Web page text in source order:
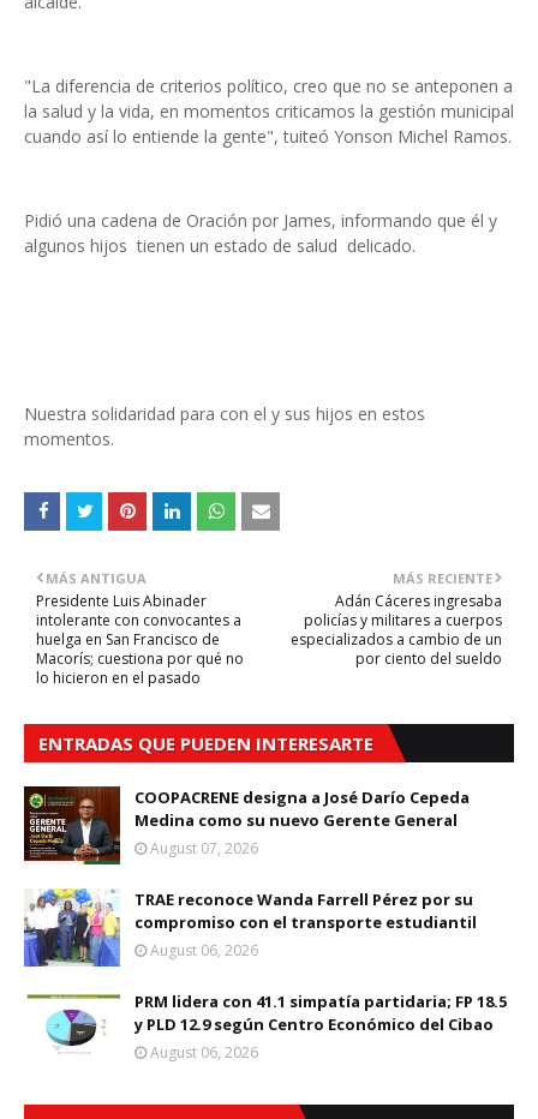
"La diferencia de criterios político, creo que no se anteponen a
la salud y la vida, en momentos criticamos la gestión municipal
cuando así lo entiende la gente", tuiteó Yonson Michel Ramos.
Pidió una cadena de Oración por James, informando que él y
algunos hijos tienen un estado de salud delicado.
Nuestra solidaridad para con el y sus hijos en estos
momentos.
MÁS RECIENTE
Adán Cáceres ingresaba
policías y militares a cuerpos
especializados a cambio de un
por ciento del sueldo
MÁS ANTIGUA
Presidente Luis Abinader
intolerante con convocantes a
huelga en San Francisco de
Macorís; cuestiona por qué no
lo hicieron en el pasado
ENTRADAS QUE PUEDEN INTERESARTE
COOPACRENE designa a José Darío Cepeda
Medina como su nuevo Gerente General
August 07, 2026
TRAE reconoce Wanda Farrell Pérez por su
compromiso con el transporte estudiantil
August 06, 2026
PRM lidera con 41.1 simpatía partidaria; FP 18.5
y PLD 12.9 según Centro Económico del Cibao
August 06, 2026